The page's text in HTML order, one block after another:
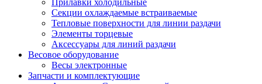
Прилавки холодильные
Секции охлаждаемые встраиваемые
Тепловые поверхности для линии раздачи
Элементы торцевые
Аксессуары для линий раздачи
Весовое оборудование
Весы электронные
Запчасти и комплектующие